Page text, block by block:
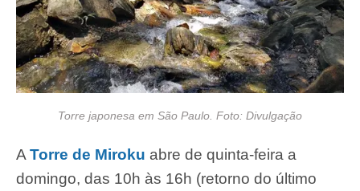
Torre japonesa em São Paulo. Foto: Divulgação
A Torre de Miroku abre de quinta-feira a
domingo, das 10h às 16h (retorno do último